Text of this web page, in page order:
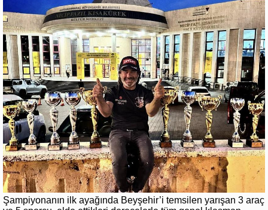
Şampiyonanın ilk ayağında Beyşehir’i temsilen yarışan 3 araç